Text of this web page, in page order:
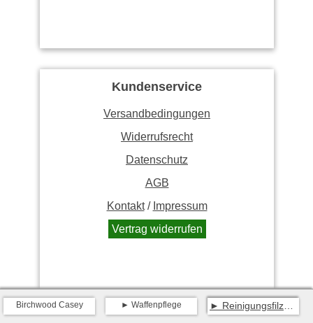
Birchwood Casey Waffenpflege Reinigungsfilze Super-Intensiv
Kundenservice
Versandbedingungen
Widerrufsrecht
Datenschutz
AGB
Kontakt/ Impressum
Vertrag widerrufen